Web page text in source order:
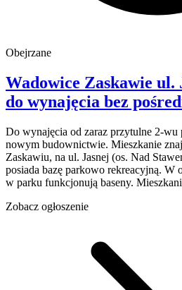
Obejrzane
Wadowice Zaskawie ul.
do wynajęcia bez
Do wynajęcia od zaraz przytulne 2-
nowym budownictwie. Mieszkanie
Zaskawiu, na ul. Jasnej (os. Nad
posiada bazę parkowo rekreacyjną. W
w parku funkcjonują baseny.
Zobacz ogłoszenie